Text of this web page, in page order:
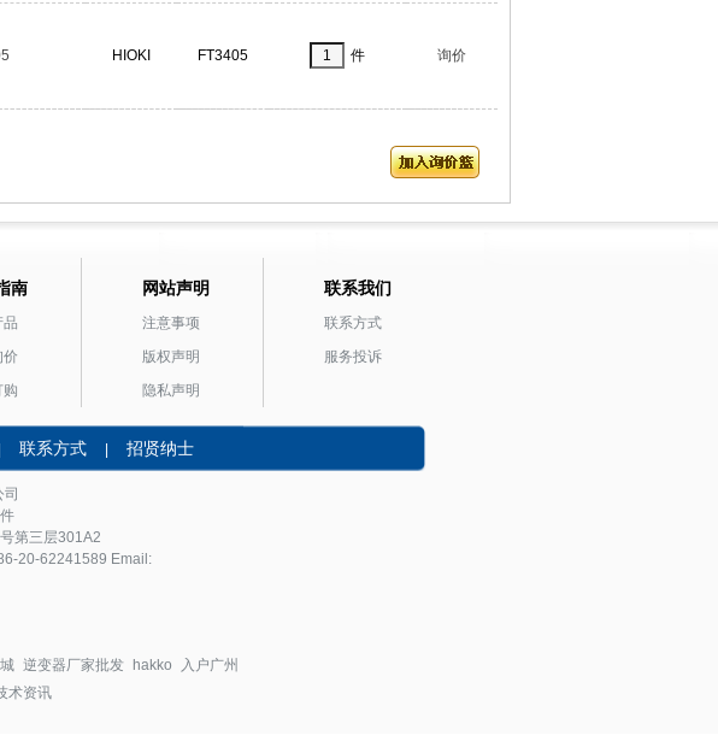
HIOKI FT3405 件 询价
南
品
价
购
网站声明
注意事项
版权声明
隐私声明
联系我们
联系方式
服务投诉
联系方式 | 招贤纳士
司
第三层301A2
20-62241589 Email:
逆变器厂家批发 hakko
入户广州
术资讯